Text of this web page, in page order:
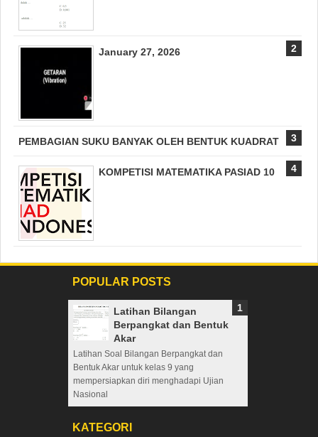
January 27, 2026
PEMBAGIAN SUKU BANYAK OLEH BENTUK KUADRAT
KOMPETISI MATEMATIKA PASIAD 10
POPULAR POSTS
Latihan Bilangan
Berpangkat dan Bentuk
Akar
Latihan Soal Bilangan Berpangkat dan
Bentuk Akar untuk kelas 9 yang
mempersiapkan diri menghadapi Ujian
Nasional
KATEGORI